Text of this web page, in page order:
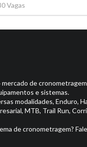
Vagas
mercado de cronometragem
e sistemas.
modalidades, Enduro,
MTB, Trail Run,
de cronometragem?